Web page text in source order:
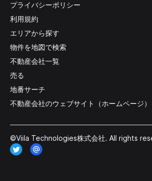
プライバシーポリシー
利用規約
エリアから探す
物件を地図で検索
不動産会社一覧
売る
地番サーチ
不動産会社のウェブサイト（ホームページ）
©Viila Technologies株式会社. All rights